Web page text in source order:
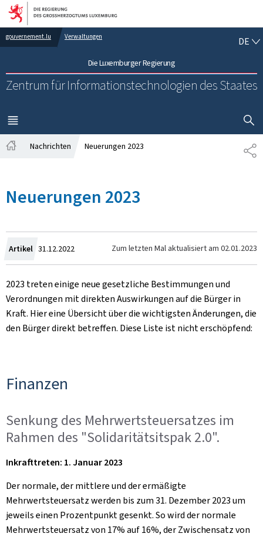
Zur Hauptnavigation
Zum Inhalt
gouvernement.lu Verwaltungen
Die Luxemburger Regierung
Zentrum für Informationstechnologien des Staates
DE
MENÜ
HAUPT-
Nachrichten Neuerungen 2023
Neuerungen 2023
Artikel Zum
31.12.2022 Zum letzten Mal aktualisiert am 02.01.2023
2023 treten einige neue gesetzliche Bestimmungen und
Verordnungen mit direkten Auswirkungen auf die Bürger in
Kraft. Hier eine Übersicht über die wichtigsten Änderungen, die
den Bürger direkt betreffen. Diese Liste ist nicht erschöpfend:
Finanzen
Senkung des Mehrwertsteuersatzes im
Rahmen des "Solidaritätsitspak 2.0".
Inkrafttreten: 1. Januar 2023
Der normale, der mittlere und der ermäßigte
Mehrwertsteuersatz werden bis zum 31. Dezember 2023 um
jeweils einen Prozentpunkt gesenkt. So wird der normale
Mehrwertsteuersatz von 17% auf 16%, der Zwischensatz von